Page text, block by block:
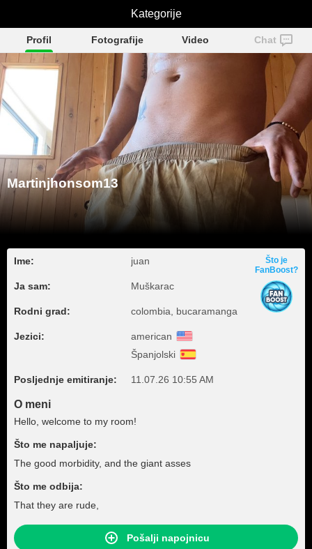
Martinjhonsom13
Profil Fotografije Video Chat
Martinjhonsom13
Ime: juan
Ja sam: Muškarac
Rodni grad: colombia, bucaramanga
Jezici:
american
Španjolski
Posljednje emitiranje: 11.07.26 10:55 AM
Što je
FanBoost?
O meni
Hello, welcome to my room!
Što me napaljuje:
The good morbidity, and the giant asses
Što me odbija:
That they are rude,
Pošalji napojnicu
Kategorije